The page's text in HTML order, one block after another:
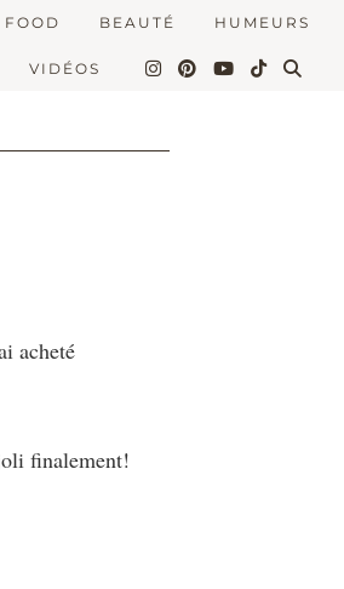
FOOD BEAUTÉ HUMEURS
VIDÉOS
acheté
finalement!